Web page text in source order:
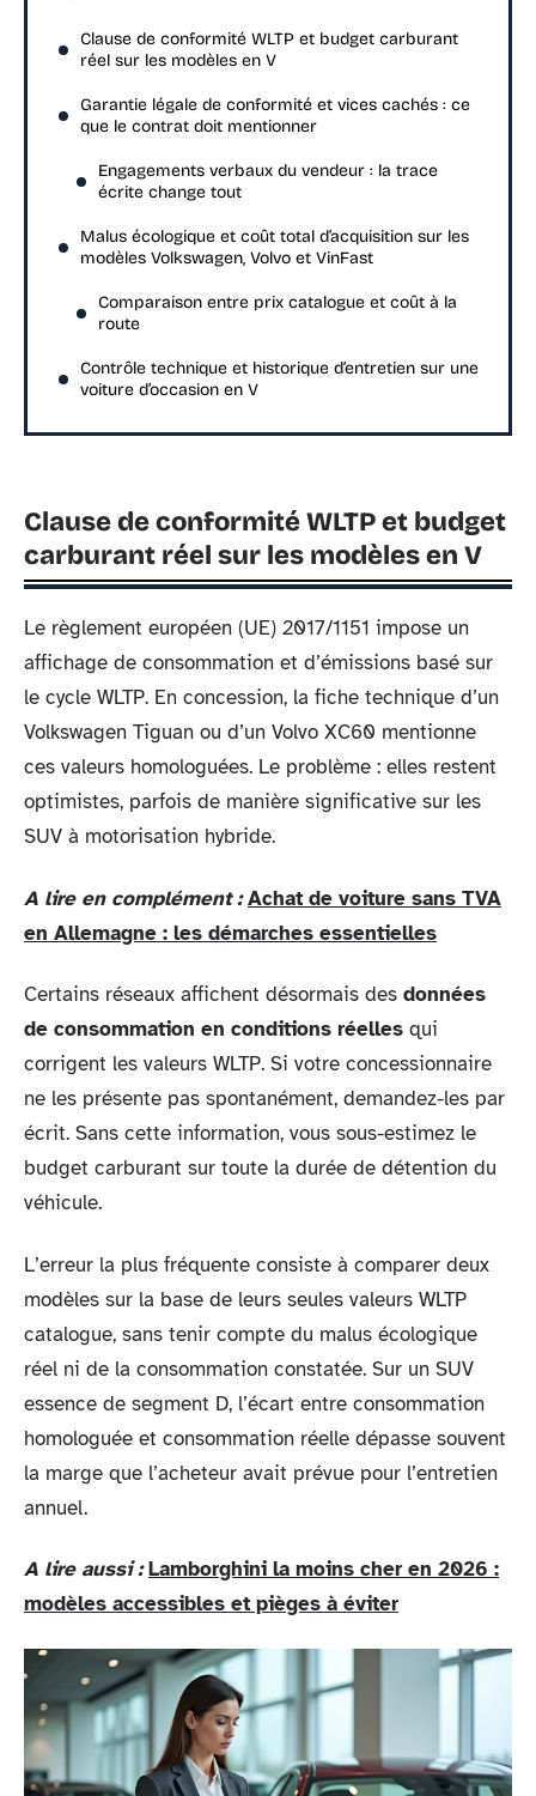
Clause de conformité WLTP et budget carburant
réel sur les modèles en V
Garantie légale de conformité et vices cachés : ce
que le contrat doit mentionner
Engagements verbaux du vendeur : la trace
écrite change tout
Malus écologique et coût total d’acquisition sur les
modèles Volkswagen, Volvo et VinFast
Comparaison entre prix catalogue et coût à la
route
Contrôle technique et historique d’entretien sur une
voiture d’occasion en V
Clause de conformité WLTP et budget
carburant réel sur les modèles en V
Le règlement européen (UE) 2017/1151 impose un
affichage de consommation et d’émissions basé sur
le cycle WLTP. En concession, la fiche technique d’un
Volkswagen Tiguan ou d’un Volvo XC60 mentionne
ces valeurs homologuées. Le problème : elles restent
optimistes, parfois de manière significative sur les
SUV à motorisation hybride.
A lire en complément : Achat de voiture sans TVA
en Allemagne : les démarches essentielles
Certains réseaux affichent désormais des données
de consommation en conditions réelles qui
corrigent les valeurs WLTP. Si votre concessionnaire
ne les présente pas spontanément, demandez-les par
écrit. Sans cette information, vous sous-estimez le
budget carburant sur toute la durée de détention du
véhicule.
L’erreur la plus fréquente consiste à comparer deux
modèles sur la base de leurs seules valeurs WLTP
catalogue, sans tenir compte du malus écologique
réel ni de la consommation constatée. Sur un SUV
essence de segment D, l’écart entre consommation
homologuée et consommation réelle dépasse souvent
la marge que l’acheteur avait prévue pour l’entretien
annuel.
A lire aussi : Lamborghini la moins cher en 2026 :
modèles accessibles et pièges à éviter